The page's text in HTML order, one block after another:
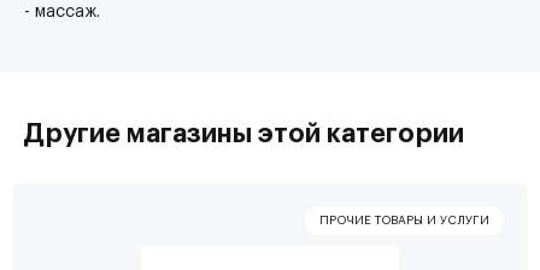
Кафе и рестораны
- массаж.
Другие магазины этой категории